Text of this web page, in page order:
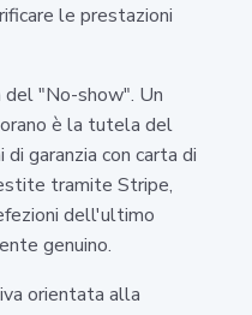
le prestazioni
"No-show". Un
è la tutela del
garanzia con carta di
tramite Stripe,
dell'ultimo
genuino.
orientata alla